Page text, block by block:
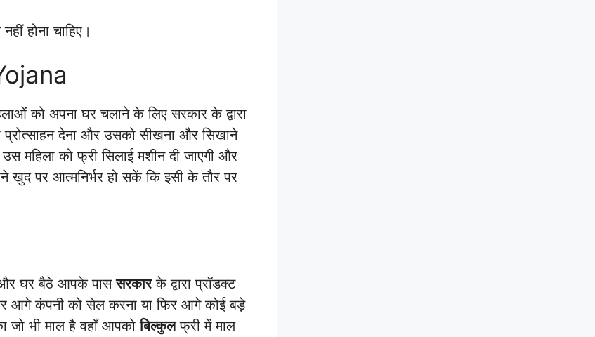
होना चाहिए।
को अपना घर चलाने के लिए सरकार के द्वारा
देना और उसको सीखना और सिखाने
महिला को फ्री सिलाई मशीन दी जाएगी और
खुद पर आत्मनिर्भर हो सकें कि इसी के तौर पर
घर बैठे आपके पाससरकारके द्वारा प्रॉडक्ट
आगे कंपनी को सेल करना या फिर आगे कोई बड़े
भी माल है वहाँ आपकोबिल्कुलफ्री में माल